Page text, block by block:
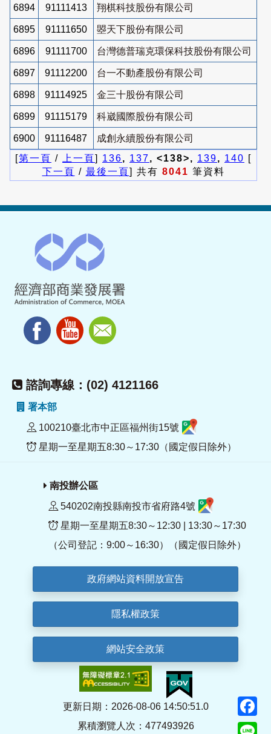
6894 91111413 翔棋科技股份有限公司
6895 91111650 曌天下股份有限公司
6896 91111700 台灣德普瑞克環保科技股份有限公司
6897 91112200 台一不動產股份有限公司
6898 91114925 金三十股份有限公司
6899 91115179 科崴國際股份有限公司
6900 91116487
成創永續股份有限公司
[第一頁 / 上一頁] 136, 137, <138>, 139, 140 [
下一頁 / 最後一頁] 共有 8041 筆資料
諮詢專線：(02) 4121166
署本部
100210臺北市中正區福州街15號
星期一至星期五8:30～17:30（國定假日除外）
南投辦公區
540202南投縣南投市省府路4號
星期一至星期五8:30～12:30 | 13:30～17:30
（公司登記：9:00～16:30）（國定假日除外）
政府網站資料開放宣告
隱私權政策
網站安全政策
更新日期：2026-08-06 14:50:51.0
累積瀏覽人次：477493926